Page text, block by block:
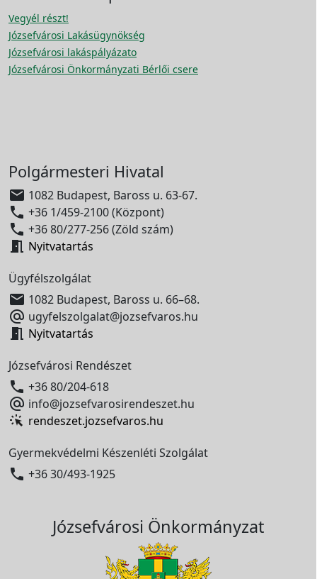
Vegyél részt!
Józsefvárosi Lakásügynökség
Józsefvárosi lakáspályázato
Józsefvárosi Önkormányzati Bérlői csere
Polgármesteri Hivatal
 1082 Budapest, Baross u. 63-67.
 +36 1/459-2100 (Központ)
 +36 80/277-256 (Zöld szám)
 Nyitvatartás
Ügyfélszolgálat
 1082 Budapest, Baross u. 66–68.
 ugyfelszolgalat@jozsefvaros.hu
 Nyitvatartás
Józsefvárosi Rendészet
 +36 80/204-618
 info@jozsefvarosirendeszet.hu
rendeszet.jozsefvaros.hu
Gyermekvédelmi Készenléti Szolgálat
 +36 30/493-1925
Józsefvárosi Önkormányzat